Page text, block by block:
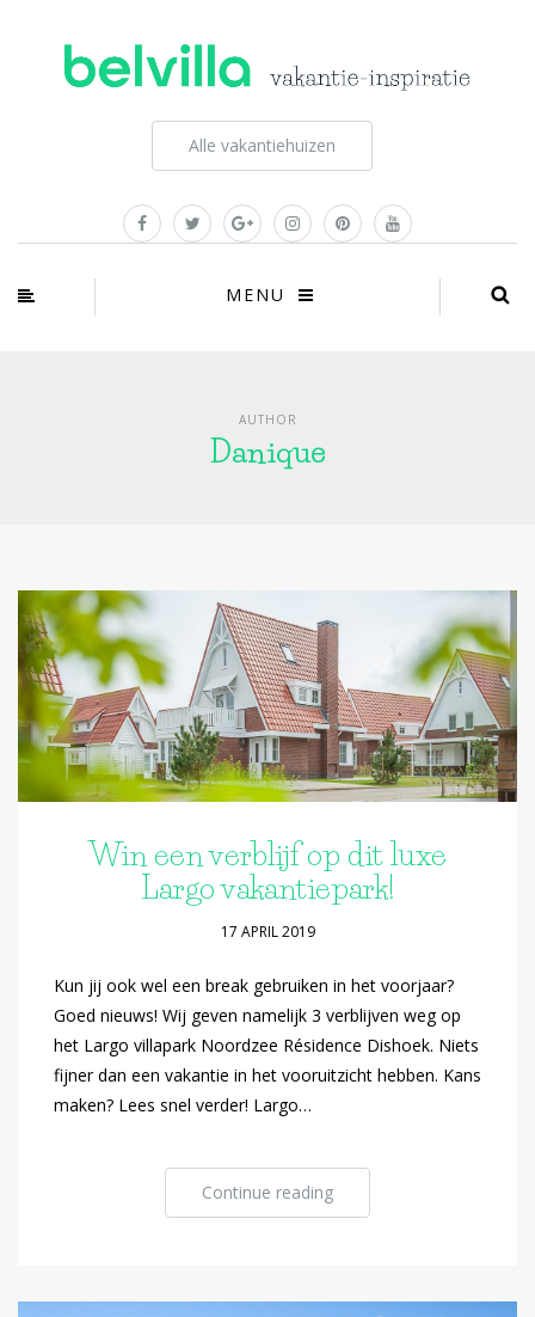
Alle vakantiehuizen
MENU
AUTHOR
Danique
Win een verblijf op dit luxe
Largo vakantiepark!
17 APRIL 2019
Kun jij ook wel een break gebruiken in het voorjaar?
Goed nieuws! Wij geven namelijk 3 verblijven weg op
het Largo villapark Noordzee Résidence Dishoek. Niets
fijner dan een vakantie in het vooruitzicht hebben. Kans
maken? Lees snel verder! Largo…
Continue reading